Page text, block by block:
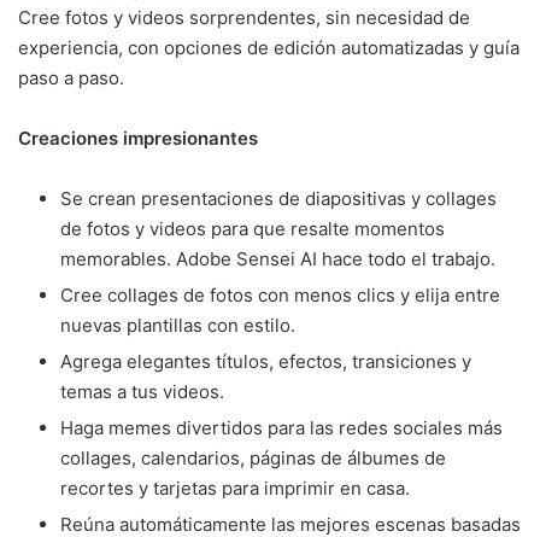
Cree fotos y videos sorprendentes, sin necesidad de
experiencia, con opciones de edición automatizadas y guía
paso a paso.
Creaciones impresionantes
Se crean presentaciones de diapositivas y collages
de fotos y videos para que resalte momentos
memorables. Adobe Sensei AI hace todo el trabajo.
Cree collages de fotos con menos clics y elija entre
nuevas plantillas con estilo.
Agrega elegantes títulos, efectos, transiciones y
temas a tus videos.
Haga memes divertidos para las redes sociales más
collages, calendarios, páginas de álbumes de
recortes y tarjetas para imprimir en casa.
Reúna automáticamente las mejores escenas basadas